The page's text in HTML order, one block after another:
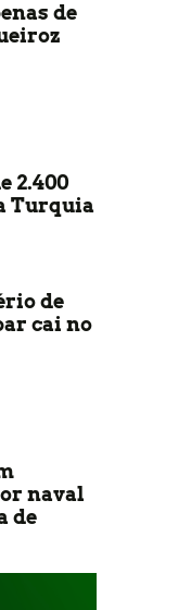
de
2.400
Turquia
de
cai no
naval
de